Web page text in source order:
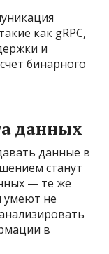
как gRPC,
и
бинарного
данных
данные в
станут
— те же
умеют не
в